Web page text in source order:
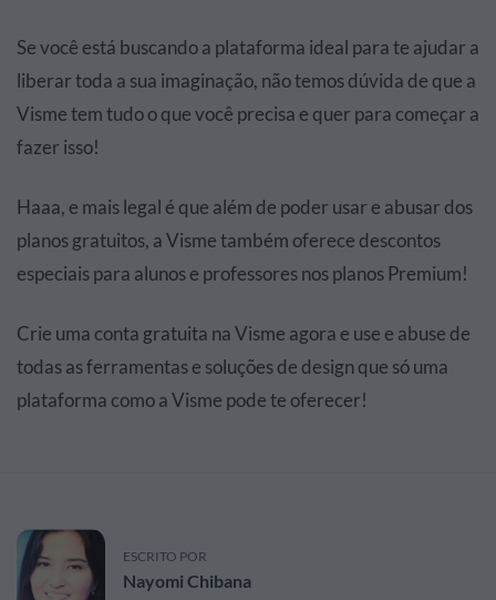
Se você está buscando a plataforma ideal para te ajudar a
liberar toda a sua imaginação, não temos dúvida de que a
Visme tem tudo o que você precisa e quer para começar a
fazer isso!
Haaa, e mais legal é que além de poder usar e abusar dos
planos gratuitos, a Visme também oferece descontos
especiais para alunos e professores nos planos Premium!
Crie uma conta gratuita na Visme agora e use e abuse de
todas as ferramentas e soluções de design que só uma
plataforma como a Visme pode te oferecer!
ESCRITO POR
Nayomi Chibana